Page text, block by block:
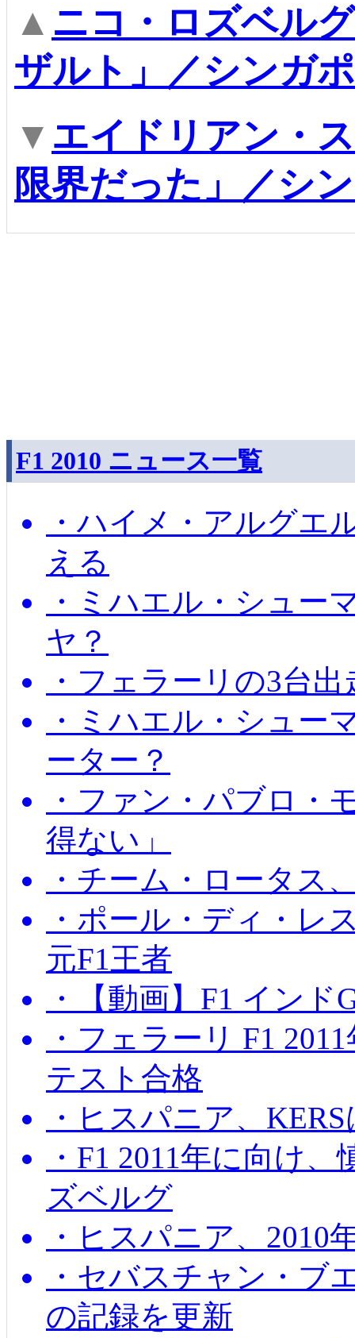
▲ ニコ・ロズベル
ザルト」／シンガ
▼ エイドリアン・
限界だった」／シ
F1 2010 ニュース一覧
・ハイメ・アルグエ
える
・ミハエル・シュー
ヤ？
・フェラーリの3台
・ミハエル・シュー
ーター？
・ファン・パブロ・
得ない」
・チーム・ロータス
・ポール・ディ・レ
元F1王者
・【動画】F1 イン
・フェラーリ F1
テスト合格
・ヒスパニア、
・F1 2011年に向け
ズベルグ
・ヒスパニア、2010
・セバスチャン・ブ
の記録を更新